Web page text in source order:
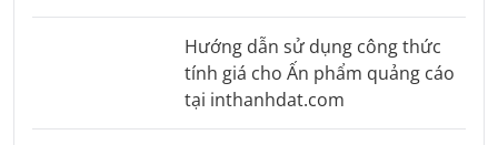
Hướng dẫn sử dụng công thức
tính giá cho Ấn phẩm quảng cáo
tại inthanhdat.com